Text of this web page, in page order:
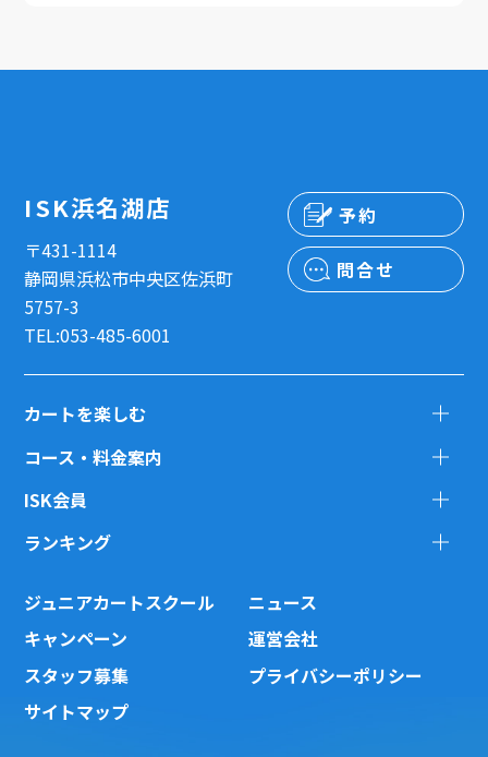
ISK浜名湖店
〒431-1114
静岡県浜松市中央区佐浜町
5757-3
TEL:053-485-6001
予約
問合せ
カートを楽しむ
コース・料金案内
ISK会員
ランキング
ジュニアカートスクール
ニュース
キャンペーン
運営会社
スタッフ募集
プライバシーポリシー
サイトマップ